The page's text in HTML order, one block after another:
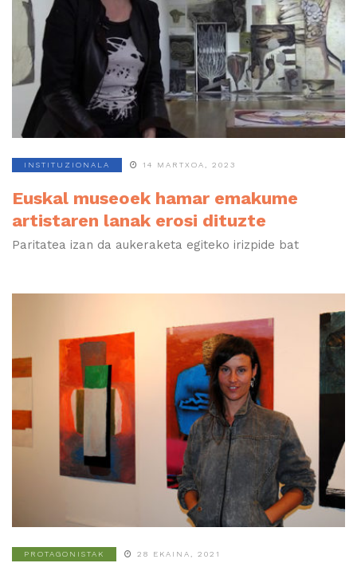
INSTITUZIONALA 14 MARTXOA, 2023
Euskal museoek hamar emakume
artistaren lanak erosi dituzte
Paritatea izan da aukeraketa egiteko irizpide bat
PROTAGONISTAK 28 EKAINA, 2021